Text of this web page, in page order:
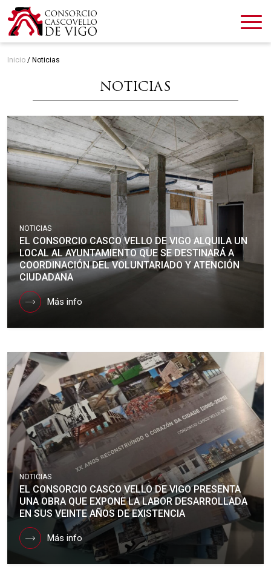
Inicio / Noticias
NOTICIAS
NOTICIAS
EL CONSORCIO CASCO VELLO DE VIGO ALQUILA UN
LOCAL AL AYUNTAMIENTO QUE SE DESTINARÁ A
COORDINACIÓN DEL VOLUNTARIADO Y ATENCIÓN
CIUDADANA
Más info
NOTICIAS
EL CONSORCIO CASCO VELLO DE VIGO PRESENTA
UNA OBRA QUE EXPONE LA LABOR DESARROLLADA
EN SUS VEINTE AÑOS DE EXISTENCIA
Más info